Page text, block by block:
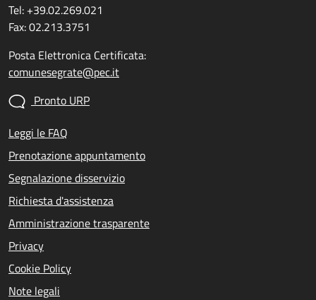
Tel: +39.02.269.021
Fax: 02.213.3751
Posta Elettronica Certificata:
comunesegrate@pec.it
Pronto URP
Leggi le FAQ
Prenotazione appuntamento
Segnalazione disservizio
Richiesta d'assistenza
Amministrazione trasparente
Privacy
Cookie Policy
Note legali